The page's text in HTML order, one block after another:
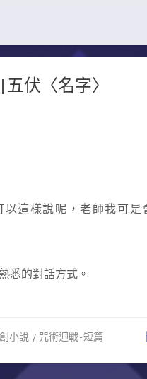
伏〈名字〉
以這樣說呢，老師我可是
悉的對話方式。
小說 咒術迴戰-短篇